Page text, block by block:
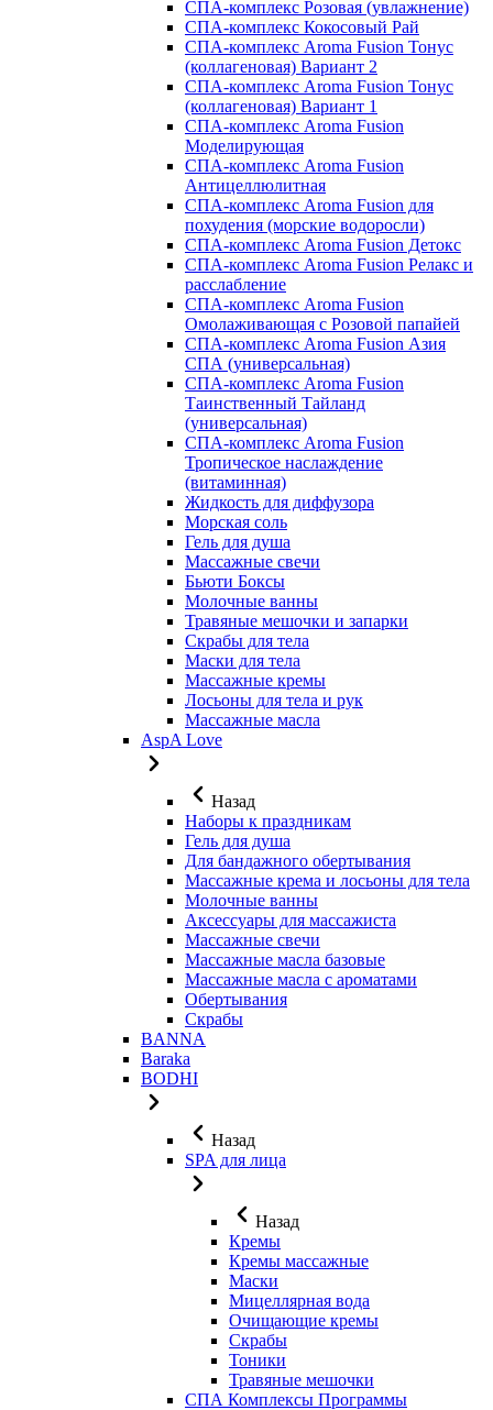
СПА-комплекс Розовая (увлажнение)
СПА-комплекс Кокосовый Рай
СПА-комплекс Aroma Fusion Тонус
(коллагеновая) Вариант 2
СПА-комплекс Aroma Fusion Тонус
(коллагеновая) Вариант 1
СПА-комплекс Aroma Fusion
Моделирующая
СПА-комплекс Aroma Fusion
Антицеллюлитная
СПА-комплекс Aroma Fusion для
похудения (морские водоросли)
СПА-комплекс Aroma Fusion Детокс
СПА-комплекс Aroma Fusion Релакс и
расслабление
СПА-комплекс Aroma Fusion
Омолаживающая с Розовой папайей
СПА-комплекс Aroma Fusion Азия
СПА (универсальная)
СПА-комплекс Aroma Fusion
Таинственный Тайланд
(универсальная)
СПА-комплекс Aroma Fusion
Тропическое наслаждение
(витаминная)
Жидкость для диффузора
Морская соль
Гель для душа
Массажные свечи
Бьюти Боксы
Молочные ванны
Травяные мешочки и запарки
Скрабы для тела
Маски для тела
Массажные кремы
Лосьоны для тела и рук
Массажные масла
AspA Love
Назад
Наборы к праздникам
Гель для душа
Для бандажного обертывания
Массажные крема и лосьоны для тела
Молочные ванны
Аксессуары для массажиста
Массажные свечи
Массажные масла базовые
Массажные масла с ароматами
Обертывания
Скрабы
BANNA
Baraka
BODHI
Назад
SPA для лица
Назад
Кремы
Кремы массажные
Маски
Мицеллярная вода
Очищающие кремы
Скрабы
Тоники
Травяные мешочки
СПА Комплексы Программы